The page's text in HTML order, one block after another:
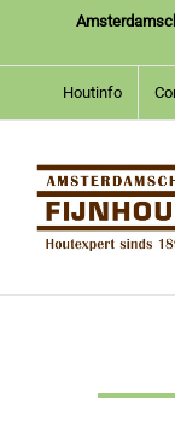
inhoud
Houtinfo